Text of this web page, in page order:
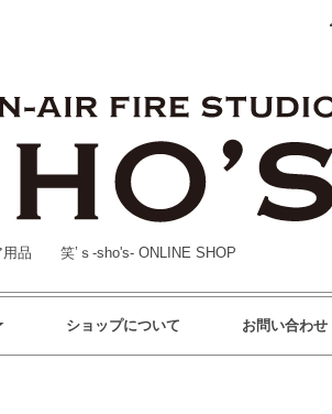
用品 笑’ｓ-sho's- ONLINE SHOP
ショップについて お問い合わせ